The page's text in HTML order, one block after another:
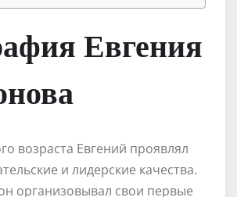
Евгения
возраста Евгений проявлял
и лидерские качества.
организовывал свои первые